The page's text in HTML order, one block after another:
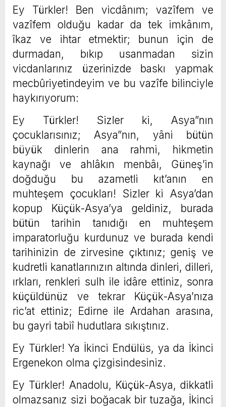
Ey Türkler! Ben vicdânım; vazîfem ve
vazîfem olduğu kadar da tek imkânım,
îkaz ve ihtar etmektir; bunun için de
durmadan, bıkıp usanmadan sizin
vicdanlarınız üzerinizde baskı yapmak
mecbûriyetindeyim ve bu vazîfe bilinciyle
haykırıyorum:
Ey Türkler! Sizler ki, Asya”nın
çocuklarısınız; Asya”nın, yâni bütün
büyük dinlerin ana rahmi, hikmetin
kaynağı ve ahlâkın menbâı, Güneş’in
doğduğu bu azametli kıt’anın en
muhteşem çocukları! Sizler ki Asya’dan
kopup Küçük-Asya’ya geldiniz, burada
bütün tarihin tanıdığı en muhteşem
imparatorluğu kurdunuz ve burada kendi
tarihinizin de zirvesine çıktınız; geniş ve
kudretli kanatlarınızın altında dinleri, dilleri,
ırkları, renkleri sulh ile idâre ettiniz, sonra
küçüldünüz ve tekrar Küçük-Asya’nıza
ric’at ettiniz; Edirne ile Ardahan arasına,
bu gayri tabiî hudutlara sıkıştınız.
Ey Türkler! Ya İkinci Endülüs, ya da İkinci
Ergenekon olma çizgisindesiniz.
Ey Türkler! Anadolu, Küçük-Asya, dikkatli
olmazsanız sizi boğacak bir tuzağa, İkinci